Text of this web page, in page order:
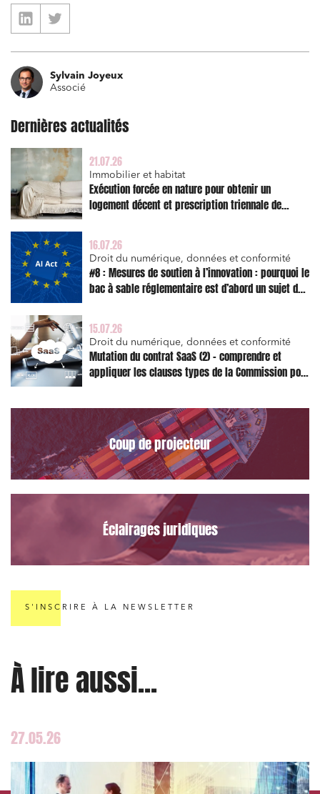
Sylvain Joyeux
Associé
Dernières actualités
21.07.26
Immobilier et habitat
Exécution forcée en nature pour obtenir un
logement décent et prescription triennale de
16.07.26
Droit du numérique, données et conformité
#8 : Mesures de soutien à l’innovation : pourquoi le
bac à sable réglementaire est d’abord un sujet de
15.07.26
Droit du numérique, données et conformité
Mutation du contrat SaaS (2) – comprendre et
appliquer les clauses types de la Commission pour
Coup de projecteur
Éclairages juridiques
S'INSCRIRE À LA NEWSLETTER
À lire aussi...
27.05.26
Établissements financiers
Règlement des litiges
Droit du numérique, données et conformité
Services publics et collectivités
Commande publique
Projets immobiliers
Environnement
Urbanisme et aménagement
Banque finance et assurance
Droit des sociétés et Fusions-Acquisitions
J'ai lu et j'accepte la politique de confidentialité